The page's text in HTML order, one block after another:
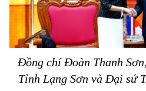
Đồng chí Đoàn Thanh
Tỉnh Lạng Sơn và Đại sứ